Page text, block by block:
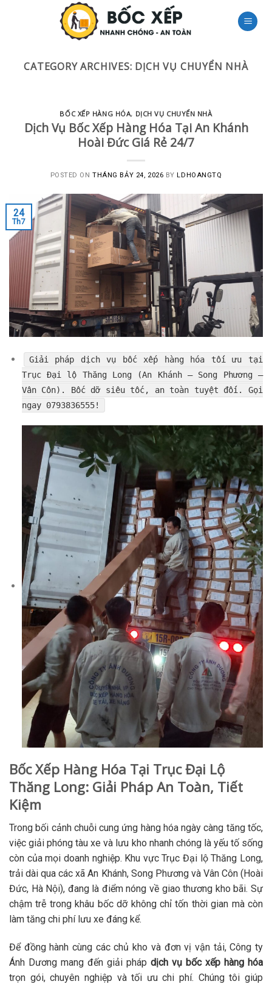
CATEGORY ARCHIVES: DỊCH VỤ CHUYỂN NHÀ
BỐC XẾP HÀNG HÓA, DỊCH VỤ CHUYỂN NHÀ
Dịch Vụ Bốc Xếp Hàng Hóa Tại An Khánh
Hoài Đức Giá Rẻ 24/7
POSTED ONTHÁNG BẢY 24, 2026 BYLDHOANGTQ
24
Th7
Giải pháp dịch vụ bốc xếp hàng hóa tối ưu tại
Trục Đại lộ Thăng Long (An Khánh – Song Phương –
Vân Côn). Bốc dỡ siêu tốc, an toàn tuyệt đối. Gọi
ngay 0793836555!
Bốc Xếp Hàng Hóa Tại Trục Đại Lộ
Thăng Long: Giải Pháp An Toàn, Tiết
Kiệm
Trong bối cảnh chuỗi cung ứng hàng hóa ngày càng tăng tốc,
việc giải phóng tàu xe và lưu kho nhanh chóng là yếu tố sống
còn của mọi doanh nghiệp. Khu vực Trục Đại lộ Thăng Long,
trải dài qua các xã An Khánh, Song Phương và Vân Côn (Hoài
Đức, Hà Nội), đang là điểm nóng về giao thương kho bãi. Sự
chậm trễ trong khâu bốc dỡ không chỉ tốn thời gian mà còn
làm tăng chi phí lưu xe đáng kể.
Để đồng hành cùng các chủ kho và đơn vị vận tải, Công ty
Ánh Dương mang đến giải pháp dịch vụ bốc xếp hàng hóa
trọn gói, chuyên nghiệp và tối ưu chi phí. Chúng tôi giúp